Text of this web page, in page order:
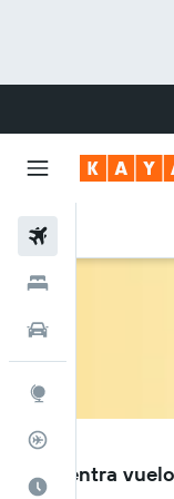
Cuándo ir
YB
Encuentra